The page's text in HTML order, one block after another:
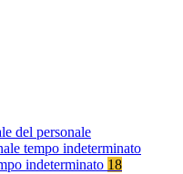
del personale
tempo indeterminato
indeterminato 18